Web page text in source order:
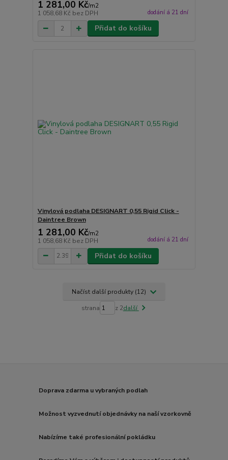
1 281,00 Kč/m2
1 058,68 Kč bez DPH dodání á 21 dní
Přidat do košíku
Vinylová podlaha DESIGNART 0,55 Rigid Click -
Daintree Brown
1 281,00 Kč/m2
1 058,68 Kč bez DPH dodání á 21 dní
Přidat do košíku
Načíst další produkty (12)
strana z 2další
Doprava zdarma u vybraných podlah
Možnost vyzvednutí objednávky na naší vzorkovně
Nabízíme také profesionální pokládku